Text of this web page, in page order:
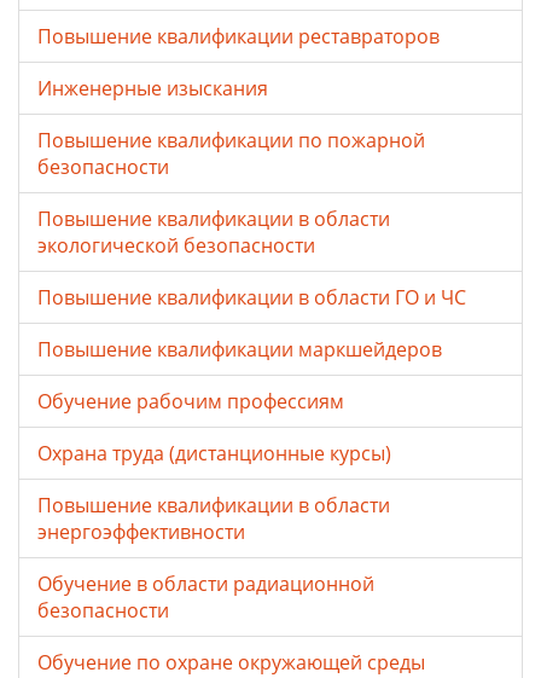
Повышение квалификации реставраторов
Инженерные изыскания
Повышение квалификации по пожарной
безопасности
Повышение квалификации в области
экологической безопасности
Повышение квалификации в области ГО и ЧС
Повышение квалификации маркшейдеров
Обучение рабочим профессиям
Охрана труда (дистанционные курсы)
Повышение квалификации в области
энергоэффективности
Обучение в области радиационной
безопасности
Обучение по охране окружающей среды